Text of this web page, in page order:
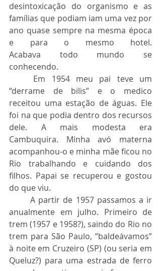
desintoxicação do organismo e as
famílias que podiam iam uma vez por
ano quase sempre na mesma época
e para o mesmo hotel.
Acabava todo mundo se
conhecendo.
“derrame de bilis” e o medico
receitou uma estação de águas. Ele
foi na que podia dentro dos recursos
dele. A mais modesta era
Cambuquira. Minha avó materna
acompanhou-o e minha mãe ficou no
Rio trabalhando e cuidando dos
filhos. Papai se recuperou e gostou
do que viu.
	A partir de 1957 passamos a ir
anualmente em julho. Primeiro de
trem (1957 e 1958?), saindo do Rio no
trem para São Paulo, “baldeávamos”
à noite em Cruzeiro (SP) (ou seria em
Queluz?) para uma estrada de ferro